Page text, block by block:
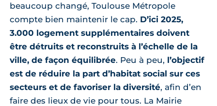
beaucoup changé, Toulouse Métropole
compte bien maintenir le cap. D’ici 2025,
3.000 logement supplémentaires doivent
être détruits et reconstruits à l’échelle de la
ville, de façon équilibrée. Peu à peu, l’objectif
est de réduire la part d’habitat social sur ces
secteurs et de favoriser la diversité, afin d’en
faire des lieux de vie pour tous. La Mairie